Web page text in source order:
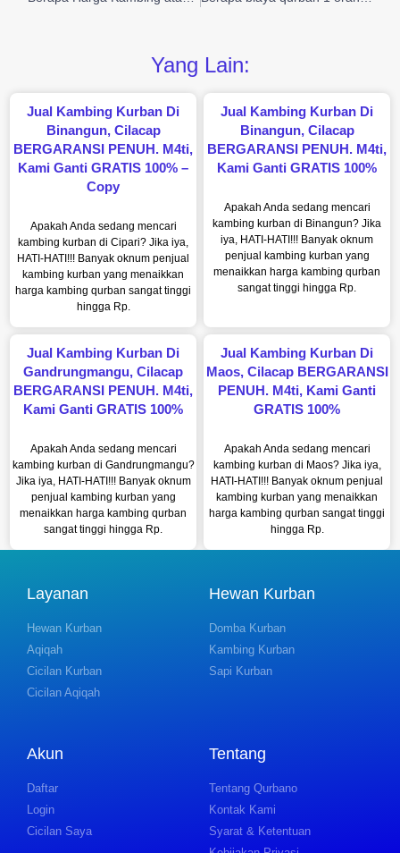
Yang Lain:
Jual Kambing Kurban Di
Binangun, Cilacap
BERGARANSI PENUH. M4ti,
Kami Ganti GRATIS 100% –
Copy
Apakah Anda sedang mencari
kambing kurban di Cipari? Jika iya,
HATI-HATI!!! Banyak oknum penjual
kambing kurban yang menaikkan
harga kambing qurban sangat tinggi
hingga Rp.
Jual Kambing Kurban Di
Binangun, Cilacap
BERGARANSI PENUH. M4ti,
Kami Ganti GRATIS 100%
Apakah Anda sedang mencari
kambing kurban di Binangun? Jika
iya, HATI-HATI!!! Banyak oknum
penjual kambing kurban yang
menaikkan harga kambing qurban
sangat tinggi hingga Rp.
Jual Kambing Kurban Di
Gandrungmangu, Cilacap
BERGARANSI PENUH. M4ti,
Kami Ganti GRATIS 100%
Apakah Anda sedang mencari
kambing kurban di Gandrungmangu?
Jika iya, HATI-HATI!!! Banyak oknum
penjual kambing kurban yang
menaikkan harga kambing qurban
sangat tinggi hingga Rp.
Jual Kambing Kurban Di
Maos, Cilacap BERGARANSI
PENUH. M4ti, Kami Ganti
GRATIS 100%
Apakah Anda sedang mencari
kambing kurban di Maos? Jika iya,
HATI-HATI!!! Banyak oknum penjual
kambing kurban yang menaikkan
harga kambing qurban sangat tinggi
hingga Rp.
Layanan
Hewan Kurban
Aqiqah
Cicilan Kurban
Cicilan Aqiqah
Hewan Kurban
Domba Kurban
Kambing Kurban
Sapi Kurban
Akun
Daftar
Login
Cicilan Saya
Tentang
Tentang Qurbano
Kontak Kami
Syarat & Ketentuan